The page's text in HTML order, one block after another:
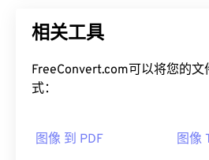
相关工具
FreeConvert.com可以将您的
式：
图像 到 PDF 图像